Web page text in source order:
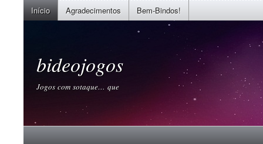
Início Agradecimentos Bem-Bindos!
bideojogos
Jogos com sotaque… que